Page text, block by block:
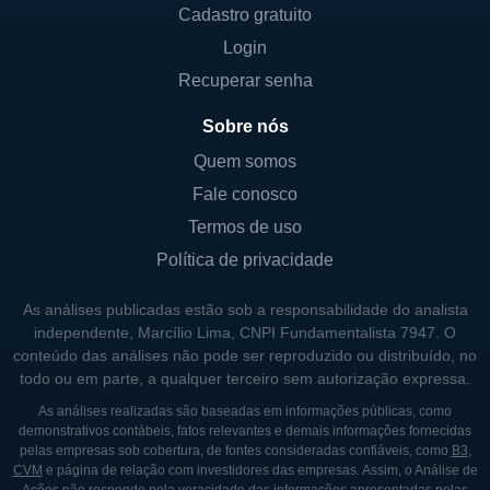
amplo, abrangendo várias unidades de
negócios, o que a permite atender a
demanda de maneira eficaz. Esse traço
da competitividade e do crescimento no setor
ESTRATÉGIAS E INOVAÇÃO
O compromisso da Par Pacific com a
operacionais e na busca por tecnologias
mais limpas e eficientes. A empresa investe
continuamente em pesquisa e
desenvolvimento, buscando maneiras de
otimizar seus processos e reduzir o impacto
ambiental associado à produção de
Cadastro gratuito
Login
Recuperar senha
Sobre nós
Quem somos
Fale conosco
Termos de uso
Política de privacidade
As análises publicadas estão sob a responsabilidade do analista
independente, Marcílio Lima, CNPI Fundamentalista 7947. O
conteúdo das análises não pode ser reproduzido ou distribuído, no
todo ou em parte, a qualquer terceiro sem autorização expressa.
As análises realizadas são baseadas em informações públicas, como
demonstrativos contábeis, fatos relevantes e demais informações fornecidas
pelas empresas sob cobertura, de fontes consideradas confiáveis, como B3,
CVM e página de relação com investidores das empresas. Assim, o Análise de